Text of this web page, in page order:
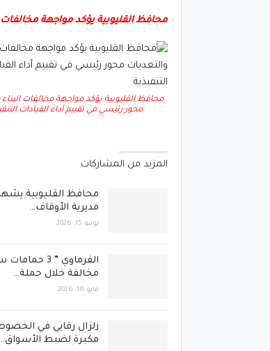
محافظ القليوبية يؤكد مواجهة مخالفات
محافظ القليوبية يؤكد مواجهة مخالفات البناء
محور رئيسي في تقييم أداء القيادات
المزيد من المشاركات
محافظ القليوبية
مديرية الأوقاف…
يونيو 15, 2026
الفرماوي ” 3
مخالفة خلال حملة…
مايو 19, 2026
زلزال رقابي في
مكبرة لضبط